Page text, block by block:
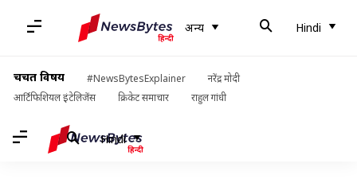
अन्य Hindi
चर्चित विषय #NewsBytesExplainer
नरेंद्र मोदी
आर्टिफिशियल इंटेलिजेंस
क्रिकेट समाचार राहुल गांधी
Hindi